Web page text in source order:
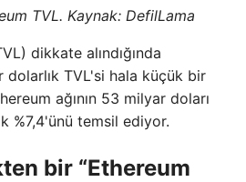
TVL. Kaynak: DefilLama
dikkate alındığında
dolarlık TVL'si hala küçük bir
ağının 53 milyar doları
%7,4'ünü temsil ediyor.
bir “Ethereum